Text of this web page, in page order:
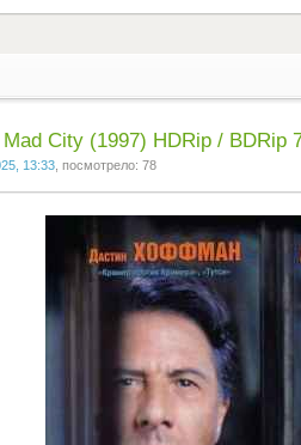
City (1997) HDRip / BDRip
13:33, посмотрело: 78